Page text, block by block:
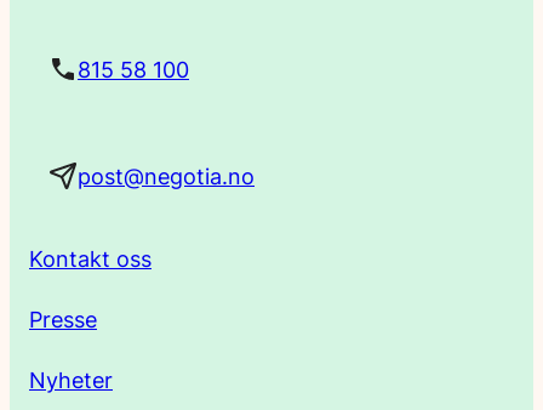
815 58 100
post@negotia.no
Kontakt oss
Presse
Nyheter